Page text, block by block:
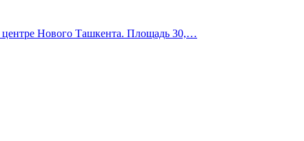
центре Нового Ташкента. Площадь 30,…